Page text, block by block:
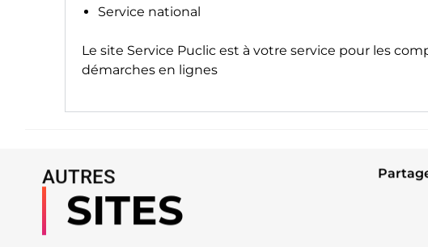
Service national
Le site Service Puclic est à votre service pour les
démarches en lignes
AUTRES
SITES